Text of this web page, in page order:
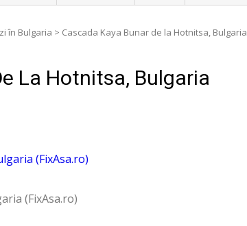
în Bulgaria > Cascada Kaya Bunar de la Hotnitsa, Bulgaria
La Hotnitsa, Bulgaria
(FixAsa.ro)